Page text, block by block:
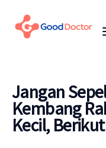
Untuk Bisnis
Jangan
Kembang
Kecil,